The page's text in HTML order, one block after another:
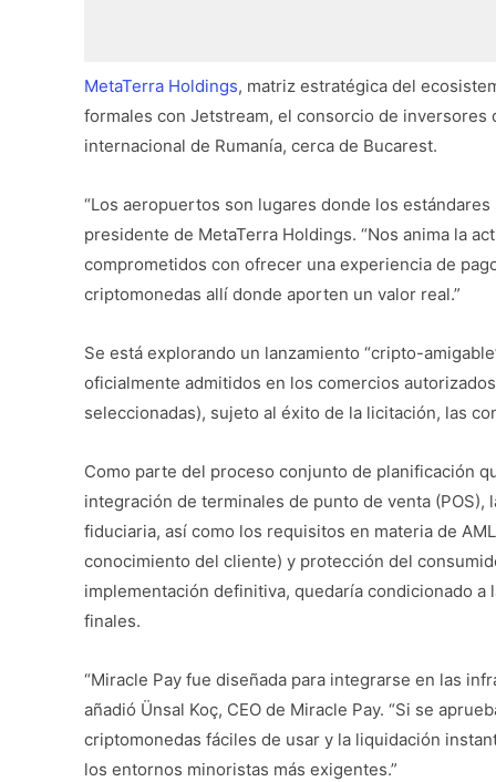
MetaTerra Holdings, matriz estratégica del
formales con Jetstream, el consorcio de
internacional de Rumanía, cerca de Bucarest.
“Los aeropuertos son lugares donde los
presidente de MetaTerra Holdings. “Nos anima la
comprometidos con ofrecer una experiencia de
criptomonedas allí donde aporten un valor real.”
Se está explorando un lanzamiento “cripto-
oficialmente admitidos en los comercios
seleccionadas), sujeto al éxito de la licitación, las
Como parte del proceso conjunto de planificación
integración de terminales de punto de venta
fiduciaria, así como los requisitos en materia de
conocimiento del cliente) y protección del
implementación definitiva, quedaría condicionado
finales.
“Miracle Pay fue diseñada para integrarse en las
añadió Ünsal Koç, CEO de Miracle Pay. “Si se
criptomonedas fáciles de usar y la liquidación
los entornos minoristas más exigentes.”